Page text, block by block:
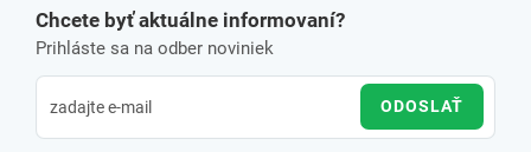
Chcete byť aktuálne informovaní?
Prihláste sa na odber noviniek
ODOSLAŤ